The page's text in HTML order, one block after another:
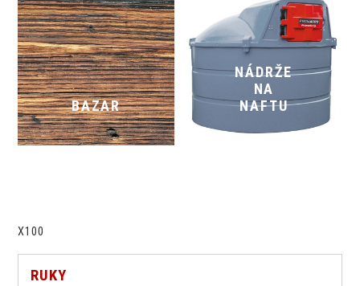
BAZAR
NÁDRŽE
NA
NAFTU
X100
RUKY